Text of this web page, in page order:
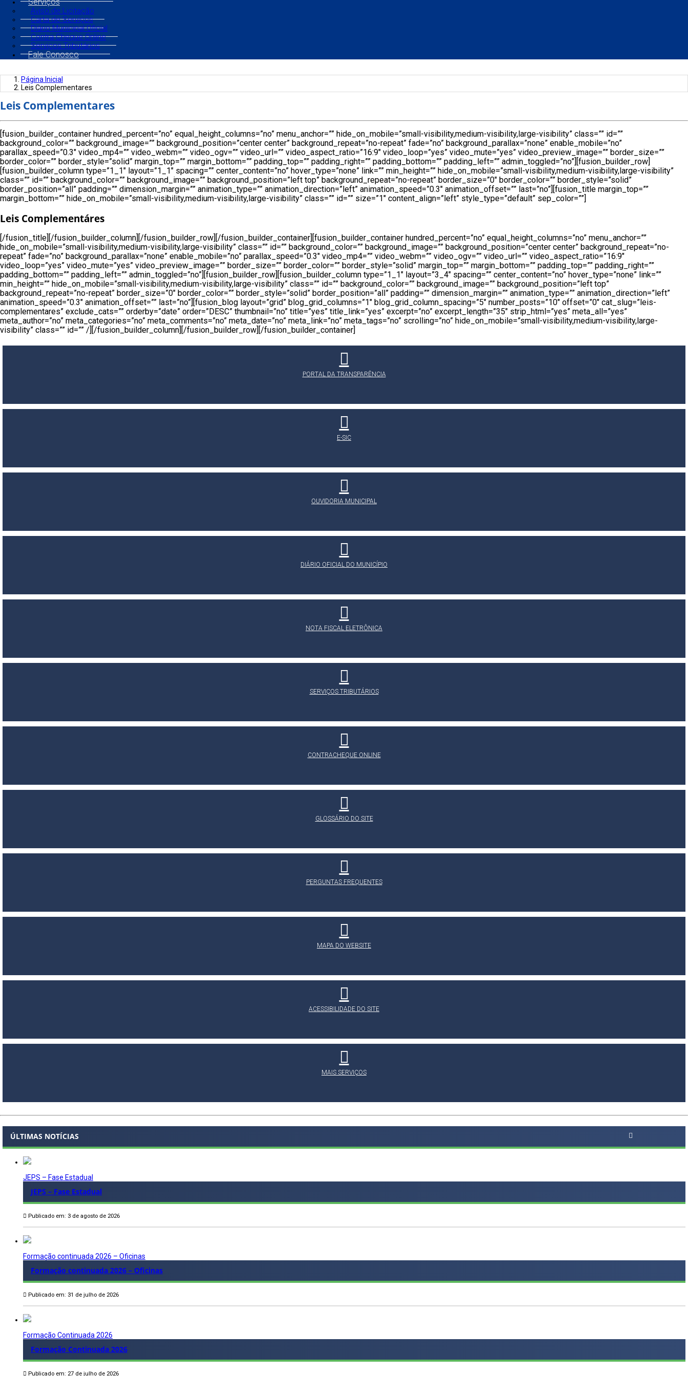
Aviso de Licitação
Carta de Serviços
Diário Municipal Oficial
Contra Cheque Online
Serviços Tributários
Fale Conosco
Página Inicial
Leis Complementares
Leis Complementares
[fusion_builder_container hundred_percent=”no” equal_height_columns=”no” menu_anchor=”” hide_on_mobile=”small-visibility,medium-visibility,large-visibility” class=”” id=””
background_color=”” background_image=”” background_position=”center center” background_repeat=”no-repeat” fade=”no” background_parallax=”none” enable_mobile=”no”
parallax_speed=”0.3″ video_mp4=”” video_webm=”” video_ogv=”” video_url=”” video_aspect_ratio=”16:9″ video_loop=”yes” video_mute=”yes” video_preview_image=”” border_size=””
border_color=”” border_style=”solid” margin_top=”” margin_bottom=”” padding_top=”” padding_right=”” padding_bottom=”” padding_left=”” admin_toggled=”no”][fusion_builder_row]
[fusion_builder_column type=”1_1″ layout=”1_1″ spacing=”” center_content=”no” hover_type=”none” link=”” min_height=”” hide_on_mobile=”small-visibility,medium-visibility,large-visibility”
class=”” id=”” background_color=”” background_image=”” background_position=”left top” background_repeat=”no-repeat” border_size=”0″ border_color=”” border_style=”solid”
border_position=”all” padding=”” dimension_margin=”” animation_type=”” animation_direction=”left” animation_speed=”0.3″ animation_offset=”” last=”no”][fusion_title margin_top=””
margin_bottom=”” hide_on_mobile=”small-visibility,medium-visibility,large-visibility” class=”” id=”” size=”1″ content_align=”left” style_type=”default” sep_color=””]
Leis Complementáres
[/fusion_title][/fusion_builder_column][/fusion_builder_row][/fusion_builder_container][fusion_builder_container hundred_percent=”no” equal_height_columns=”no” menu_anchor=””
hide_on_mobile=”small-visibility,medium-visibility,large-visibility” class=”” id=”” background_color=”” background_image=”” background_position=”center center” background_repeat=”no-
repeat” fade=”no” background_parallax=”none” enable_mobile=”no” parallax_speed=”0.3″ video_mp4=”” video_webm=”” video_ogv=”” video_url=”” video_aspect_ratio=”16:9″
video_loop=”yes” video_mute=”yes” video_preview_image=”” border_size=”” border_color=”” border_style=”solid” margin_top=”” margin_bottom=”” padding_top=”” padding_right=””
padding_bottom=”” padding_left=”” admin_toggled=”no”][fusion_builder_row][fusion_builder_column type=”1_1″ layout=”3_4″ spacing=”” center_content=”no” hover_type=”none” link=””
min_height=”” hide_on_mobile=”small-visibility,medium-visibility,large-visibility” class=”” id=”” background_color=”” background_image=”” background_position=”left top”
background_repeat=”no-repeat” border_size=”0″ border_color=”” border_style=”solid” border_position=”all” padding=”” dimension_margin=”” animation_type=”” animation_direction=”left”
animation_speed=”0.3″ animation_offset=”” last=”no”][fusion_blog layout=”grid” blog_grid_columns=”1″ blog_grid_column_spacing=”5″ number_posts=”10″ offset=”0″ cat_slug=”leis-
complementares” exclude_cats=”” orderby=”date” order=”DESC” thumbnail=”no” title=”yes” title_link=”yes” excerpt=”no” excerpt_length=”35″ strip_html=”yes” meta_all=”yes”
meta_author=”no” meta_categories=”no” meta_comments=”no” meta_date=”no” meta_link=”no” meta_tags=”no” scrolling=”no” hide_on_mobile=”small-visibility,medium-visibility,large-
visibility” class=”” id=”” /][/fusion_builder_column][/fusion_builder_row][/fusion_builder_container]
PORTAL DA TRANSPARÊNCIA
E-SIC
OUVIDORIA MUNICIPAL
DIÁRIO OFICIAL DO MUNICÍPIO
NOTA FISCAL ELETRÔNICA
SERVIÇOS TRIBUTÁRIOS
CONTRACHEQUE ONLINE
GLOSSÁRIO DO SITE
PERGUNTAS FREQUENTES
MAPA DO WEBSITE
ACESSIBILIDADE DO SITE
MAIS SERVIÇOS
ÚLTIMAS NOTÍCIAS
JEPS – Fase Estadual
JEPS – Fase Estadual
Publicado em: 3 de agosto de 2026
Formação continuada 2026 – Oficinas
Formação continuada 2026 – Oficinas
Publicado em: 31 de julho de 2026
Formação Continuada 2026
Formação Continuada 2026
Publicado em: 27 de julho de 2026